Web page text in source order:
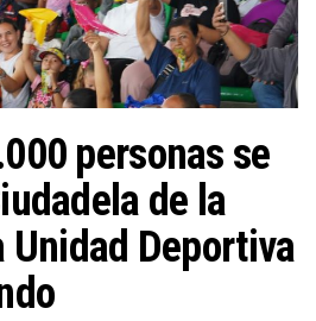
c
ó
personas se
de la
Deportiva